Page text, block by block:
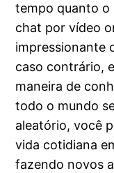
tempo quanto o
chat por vídeo
impressionante
caso contrário,
maneira de
todo o mundo
aleatório, você
vida cotidiana
fazendo novos